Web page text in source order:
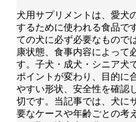
犬用サプリメントは、愛犬
するために使われる食品で
ての犬に必ず必要なもので
康状態、食事内容によって
す。子犬・成犬・シニア犬
ポイントが変わり、目的に
やすい形状、安全性を確認
切です。当記事では、犬に
要なケースや年齢ごとの考